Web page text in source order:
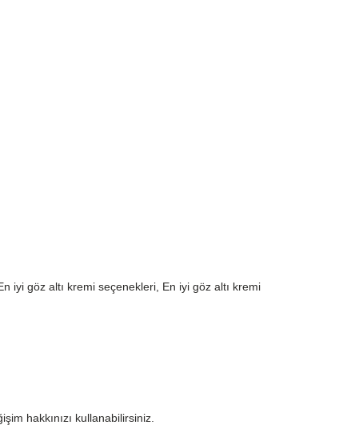
iyi göz altı kremi seçenekleri, En iyi göz altı kremi
hakkınızı kullanabilirsiniz.